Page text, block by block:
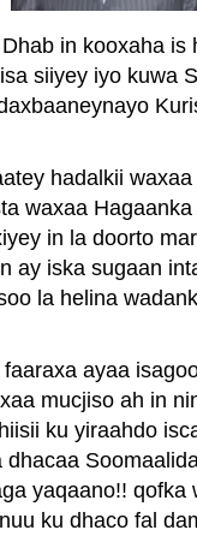
in kooxaha is
siiyey iyo kuwa
hadalkii
waxaa
in la doorto
ay iska sugaan
la helina
ayaa
mucjiso ah in
ku yiraahdo
yaqaano!! qofka
ku dhaco fal